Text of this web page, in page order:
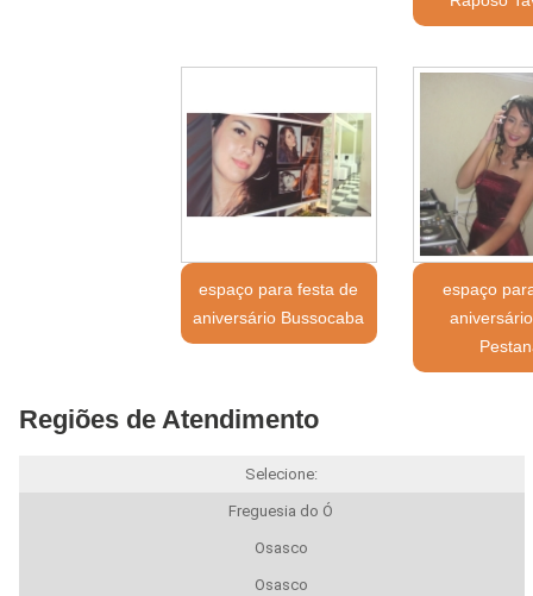
espaço para festa de
aniversário Bussocaba
espaço
Regiões de Atendimento
Selecione:
Freguesia do Ó
Osasco
Osasco